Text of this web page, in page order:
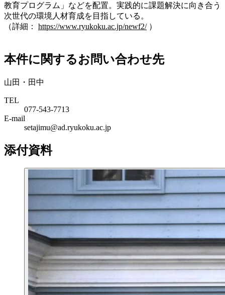
教育プログラム」などを配置。実践的に課題解決に向き合う
次世代の環境人材育成を目指している。
（詳細： https://www.ryukoku.ac.jp/newf2/）
本件に関するお問い合わせ先
山田・田中
TEL
077-543-7713
E-mail
setajimu@ad.ryukoku.ac.jp
添付資料